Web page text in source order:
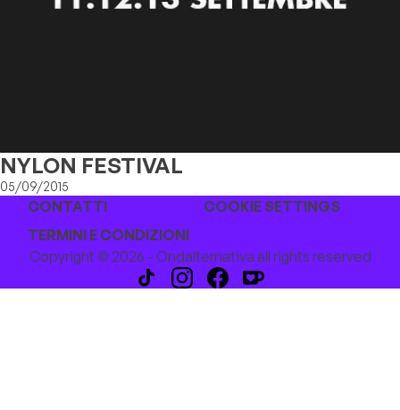
NYLON FESTIVAL
05/09/2015
CONTATTI
COOKIE SETTINGS
TERMINI E CONDIZIONI
Copyright © 2026 - Ondalternativa all rights reserved